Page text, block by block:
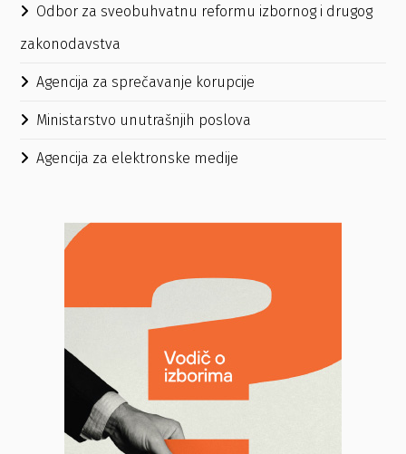
Odbor za sveobuhvatnu reformu izbornog i drugog
zakonodavstva
Agencija za sprečavanje korupcije
Ministarstvo unutrašnjih poslova
Agencija za elektronske medije